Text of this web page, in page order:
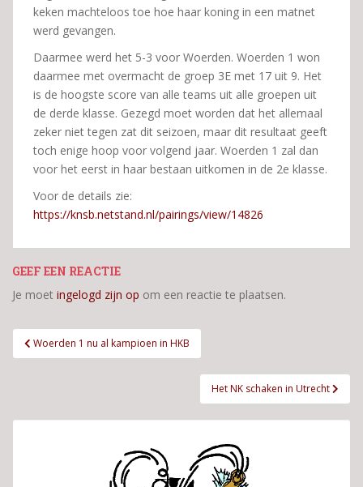
keken machteloos toe hoe haar koning in een matnet
werd gevangen.
Daarmee werd het 5-3 voor Woerden. Woerden 1 won
daarmee met overmacht de groep 3E met 17 uit 9. Het
is de hoogste score van alle teams uit alle groepen uit
de derde klasse. Gezegd moet worden dat het allemaal
zeker niet tegen zat dit seizoen, maar dit resultaat geeft
toch enige hoop voor volgend jaar. Woerden 1 zal dan
voor het eerst in haar bestaan uitkomen in de 2e klasse.
Voor de details zie:
https://knsb.netstand.nl/pairings/view/14826
GEEF EEN REACTIE
Je moet ingelogd zijn op om een reactie te plaatsen.
Bericht
navigatie
Woerden 1 nu al kampioen in HKB
Het NK schaken in Utrecht